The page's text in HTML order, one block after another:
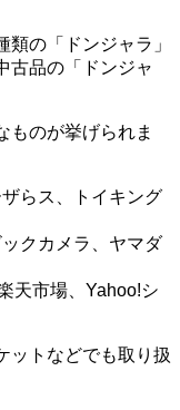
類の「ドンジャラ」
古品の「ドンジャ
ものが挙げられま
ザらス、トイキング
ックカメラ、ヤマダ
天市場、Yahoo!シ
ットなどでも取り扱